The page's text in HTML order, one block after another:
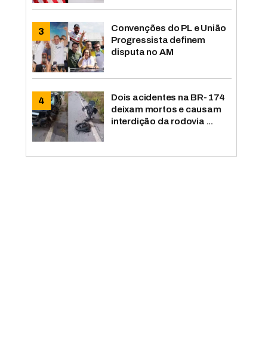
Convenções do PL e União
Progressista definem
disputa no AM
Dois acidentes na BR-174
deixam mortos e causam
interdição da rodovia ...